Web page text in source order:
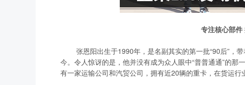
专注核心部
张恩阳出生于1990年，是名副其实的第一批“90后”，带
今。令人惊讶的是，他并没有成为众人眼中“普普通通”的
有一家运输公司和汽贸公司，拥有近20辆的重卡，在货运行